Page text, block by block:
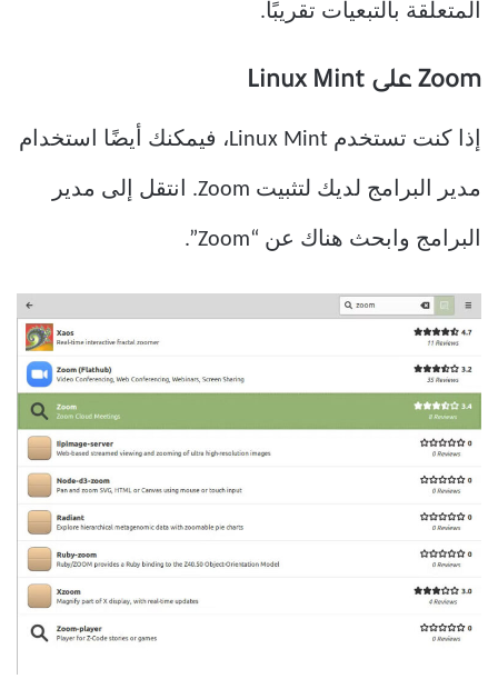
المتعلقة بالتبعيات تقريبًا.
Zoom على Linux Mint
إذا كنت تستخدم Linux Mint، فيمكنك أيضًا استخدام
مدير البرامج لديك لتثبيت Zoom. انتقل إلى مدير
البرامج وابحث هناك عن “Zoom”.